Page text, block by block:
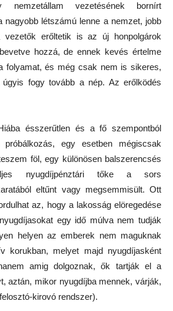
vezetésének bornírt
nagyobb létszámú lenne a nemzet, jobb
erőltetik is az új honpolgárok
hozzá, de ennek kevés értelme
folyamat, és még csak nem is sikeres,
úgyis fogy tovább a nép. Az erőlködés
ésszerűtlen és a fő szempontból
egy esetben mégiscsak
föl, egy különösen balszerencsés
nyugdíjpénztári tőke a sors
eltűnt vagy megsemmisült. Ott
az, hogy a lakosság elöregedése
egy idő múlva nem tudják
helyen az emberek nem maguknak
korukban, melyet majd nyugdíjasként
amig dolgoznak, ők tartják el a
aztán, mikor nyugdíjba mennek, várják,
kirovó rendszer).